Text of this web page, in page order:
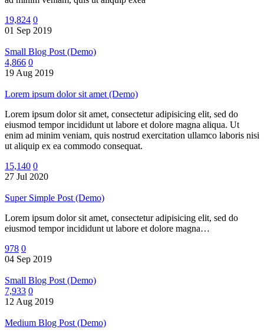
19,824 0
01 Sep 2019
Small Blog Post (Demo)
4,866 0
19 Aug 2019
Lorem ipsum dolor sit amet (Demo)
Lorem ipsum dolor sit amet, consectetur adipisicing elit, sed do
eiusmod tempor incididunt ut labore et dolore magna aliqua. Ut
enim ad minim veniam, quis nostrud exercitation ullamco laboris nisi
ut aliquip ex ea commodo consequat.
15,140 0
27 Jul 2020
Super Simple Post (Demo)
Lorem ipsum dolor sit amet, consectetur adipisicing elit, sed do
eiusmod tempor incididunt ut labore et dolore magna…
978 0
04 Sep 2019
Small Blog Post (Demo)
7,933 0
12 Aug 2019
Medium Blog Post (Demo)